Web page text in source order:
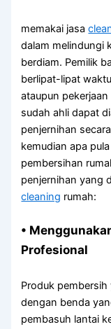
memakai jasa
dalam melindungi
berdiam. Pemilik
berlipat-lipat
ataupun
sudah ahli dapat
penjernihan
kemudian apa
pembersihan
penjernihan yang
cleaning rumah:
•
Profesional
Produk
dengan benda
pembasuh lantai